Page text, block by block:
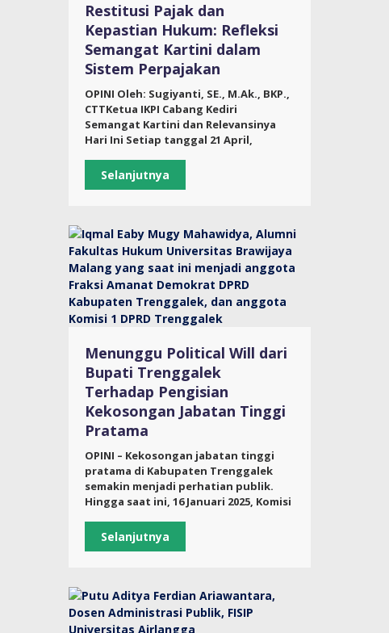
Restitusi Pajak dan
Kepastian Hukum: Refleksi
Semangat Kartini dalam
Sistem Perpajakan
OPINI Oleh: Sugiyanti, SE., M.Ak., BKP.,
CTTKetua IKPI Cabang Kediri
Semangat Kartini dan Relevansinya
Hari Ini Setiap tanggal 21 April,
Selanjutnya
Menunggu Political Will dari
Bupati Trenggalek
Terhadap Pengisian
Kekosongan Jabatan Tinggi
Pratama
OPINI – Kekosongan jabatan tinggi
pratama di Kabupaten Trenggalek
semakin menjadi perhatian publik.
Hingga saat ini, 16 Januari 2025, Komisi
Selanjutnya